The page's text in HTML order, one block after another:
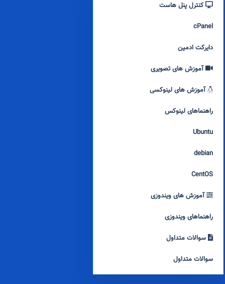
کنترل پنل هاست
cPanel
دایرکت ادمین
آموزش های تصویری
آموزش های لینوکسی
راهنماهای لینوکس
Ubuntu
debian
CentOS
آموزش های ویندوزی
راهنماهای ویندوزی
سوالات متداول
سوالات متداول